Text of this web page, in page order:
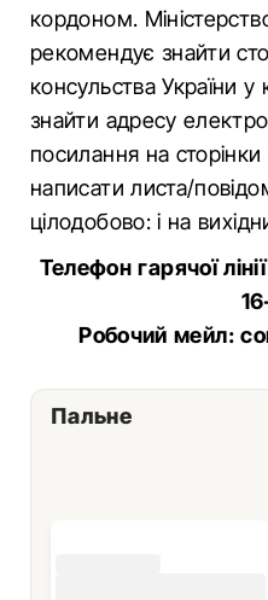
кордоном.
рекомендує знайти
консульства України у
знайти адресу
посилання на
написати листа/
цілодобово: і на
Телефон гарячої
Робочий мейл:
Пальне